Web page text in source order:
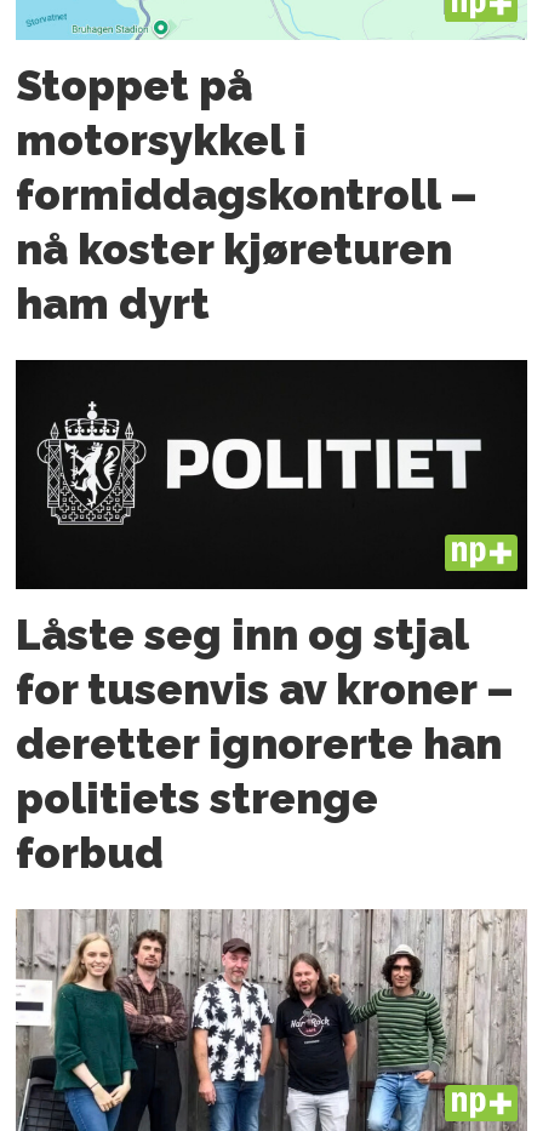
PLUS
Stoppet på
motorsykkel i
formiddagskontroll –
nå koster kjøreturen
ham dyrt
PLUS
Låste seg inn og stjal
for tusenvis av kroner –
deretter ignorerte han
politiets strenge
forbud
PLUS